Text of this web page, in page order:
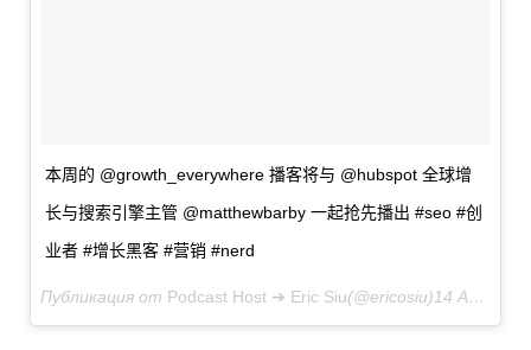
本周的 @growth_everywhere 播客将与 @hubspot 全球增
长与搜索引擎主管 @matthewbarby 一起抢先播出 #seo #创
业者 #增长黑客 #营销 #nerd
Публикация от Podcast Host ➔ Eric Siu(@ericosiu)14 Авг 2017 в 8:37 PDT